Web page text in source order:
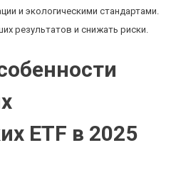
и экологическими стандартами.
результатов и снижать риски.
ETF в 2025